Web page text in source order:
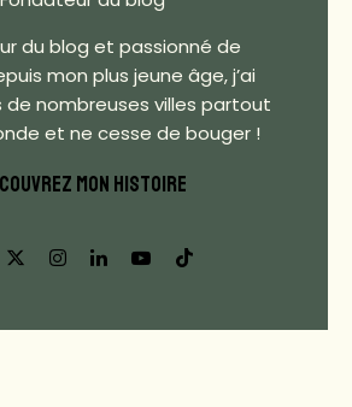
du blog et passionné de
mon plus jeune âge, j’ai
nombreuses villes partout
et ne cesse de bouger !
MON HISTOIRE